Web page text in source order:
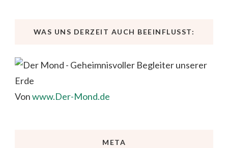
WAS UNS DERZEIT AUCH BEEINFLUSST:
Vonwww.Der-Mond.de
META